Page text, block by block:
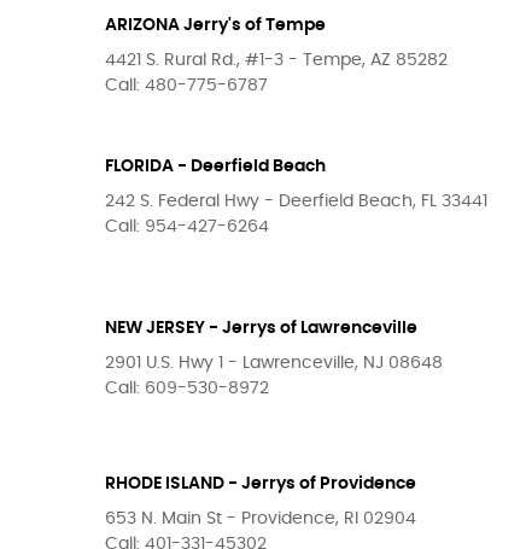
ARIZONA Jerry's of Tempe
4421 S. Rural Rd., #1-3 - Tempe, AZ 85282
Call: 480-775-6787
FLORIDA - Deerfield Beach
242 S. Federal Hwy - Deerfield Beach, FL 33441
Call: 954-427-6264
NEW JERSEY - Jerrys of Lawrenceville
2901 U.S. Hwy 1 - Lawrenceville, NJ 08648
Call: 609-530-8972
RHODE ISLAND - Jerrys of Providence
653 N. Main St - Providence, RI 02904
Call: 401-331-45302